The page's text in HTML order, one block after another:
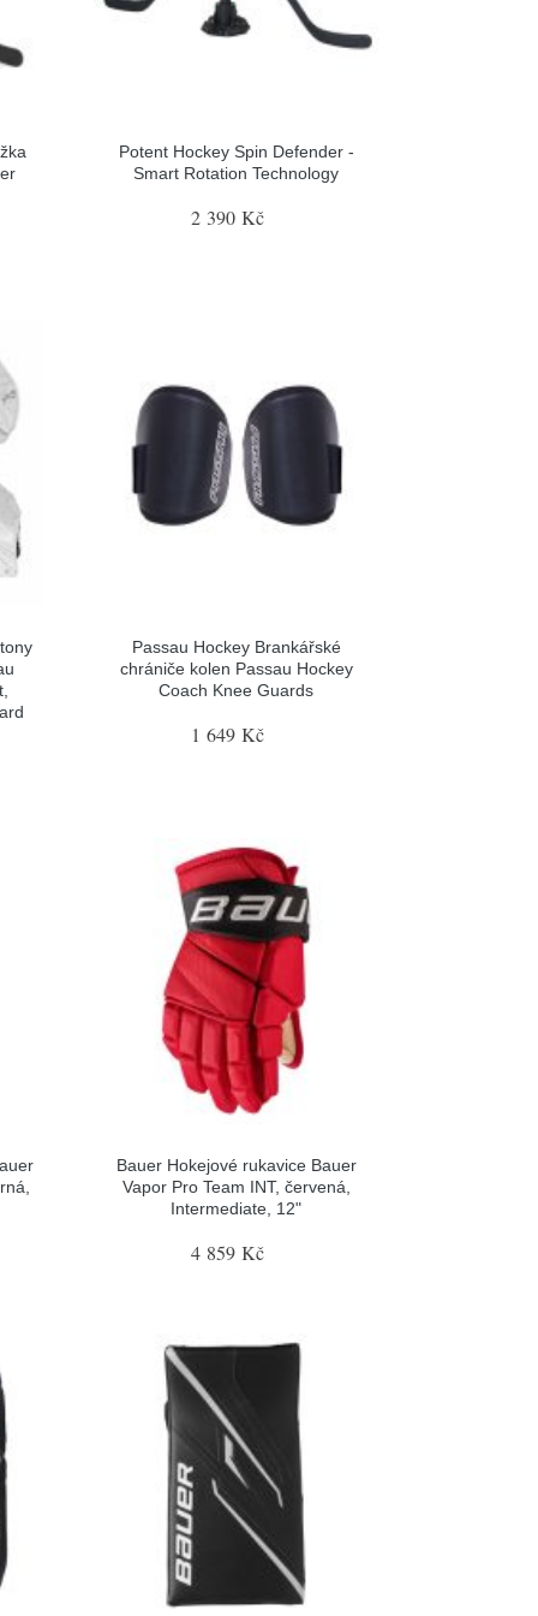
Potent Hockey Spin Defender -
Smart Rotation Technology
2 390 Kč
Passau Hockey Brankářské
chrániče kolen Passau Hockey
Coach Knee Guards
1 649 Kč
Bauer Hokejové rukavice Bauer
Vapor Pro Team INT, červená,
Intermediate, 12"
4 859 Kč